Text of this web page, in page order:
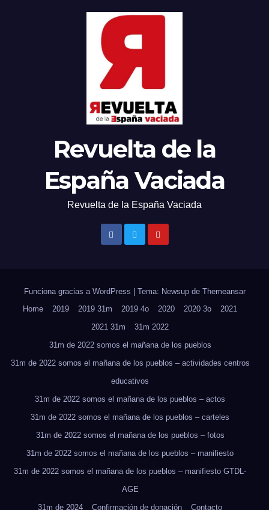
Revuelta de la
España Vaciada
Revuelta de la España Vaciada
Funciona gracias a WordPress Tema: Newsup de Themeansar
Home
2019 2019 31m 2019 4o 2020 2020 3o
2021
2021 31m
31m 2022
31m de 2022 somos el mañana de los pueblos
31m de 2022 somos el mañana de los pueblos – actividades centros
educativos
31m de 2022 somos el mañana de los pueblos – actos
31m de 2022 somos el mañana de los pueblos – carteles
31m de 2022 somos el mañana de los pueblos – fotos
31m de 2022 somos el mañana de los pueblos – manifiesto
31m de 2022 somos el mañana de los pueblos – manifiesto GTDL-
AGE
31m de 2024
Confirmación de donación Contacto